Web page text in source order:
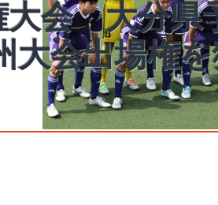
大会 大分県
会出場権を